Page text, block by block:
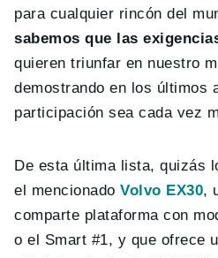
para cualquier rincón del
sabemos que las
quieren triunfar en nuestro
demostrando en los últimos
participación sea cada vez
De esta última lista, quizás
el mencionadoVolvo EX30,
comparte plataforma con
o el Smart #1, y que ofrece